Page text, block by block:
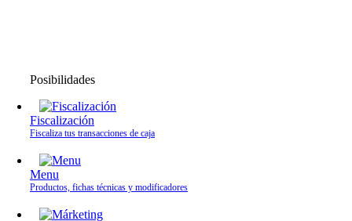
Posibilidades
Fiscalización
Fiscaliza tus transacciones de caja
Menu
Productos, fichas técnicas y modificadores